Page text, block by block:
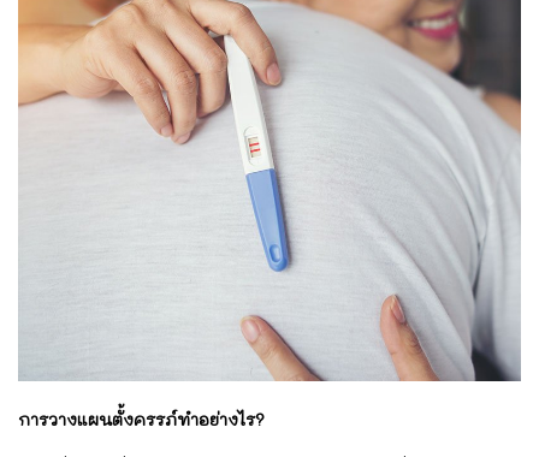
การวางแผนตั้งครรภ์ทำอย่างไร?